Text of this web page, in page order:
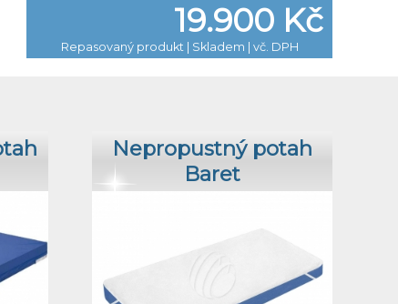
19.900 Kč
Repasovaný produkt| Skladem | vč. DPH
Nepropustný potah
Baret